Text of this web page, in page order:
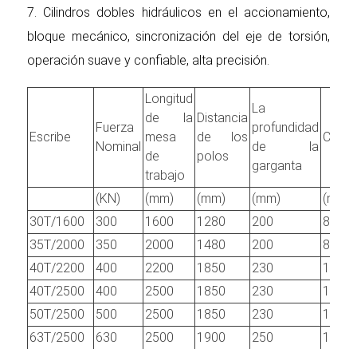
7. Cilindros dobles hidráulicos en el accionamiento,
bloque mecánico, sincronización del eje de torsión,
operación suave y confiable, alta precisión.
Escribe
Fuerza
Nominal
Longitud
de la
mesa
de
trabajo
Distancia
de los
polos
La
profundidad
de la
garganta
(KN) (mm) (mm) (mm)
(mm)
30T/1600
300 1600 1280 200
80
35T/2000
350 2000 1480 200
80
40T/2200
400 2200 1850 230
100
40T/2500
400 2500 1850 230
100
50T/2500
500 2500 1850 230
100
63T/2500
630 2500 1900 250
120